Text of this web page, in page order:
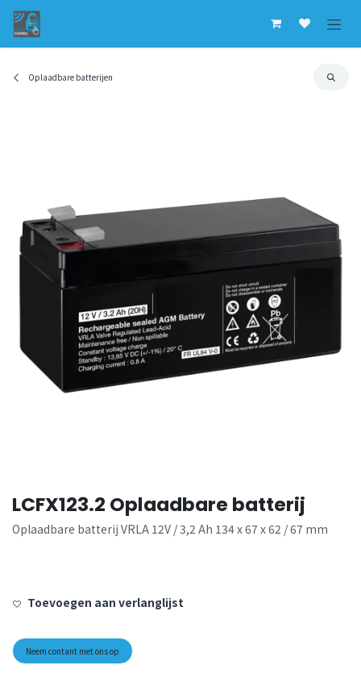
Oplaadbare batterijen
LCFX123.2 Oplaadbare batterij
Oplaadbare batterij VRLA 12V / 3,2 Ah 134 x 67 x 62 / 67 mm
Toevoegen aan verlanglijst
Neem contant met ons op